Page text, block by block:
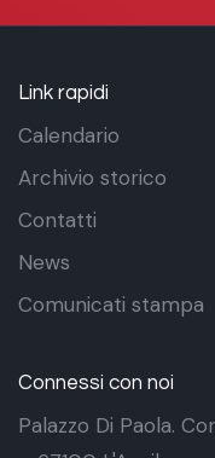
Link rapidi
Calendario
Archivio storico
Contatti
News
Comunicati stampa
Connessi con noi
Palazzo Di Paola.